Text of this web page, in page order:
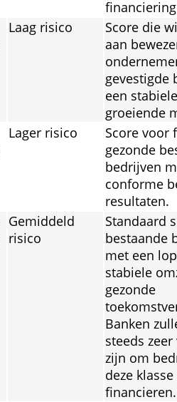
Laag risico
Score die
aan
gevestigde
een
groeiende
Lager risico
Score voor
gezonde
bedrijven
conforme
resultaten.
Gemiddeld
risico
Standaard
bestaande
met een
stabiele
gezonde
Banken
steeds
zijn om
deze
financieren.